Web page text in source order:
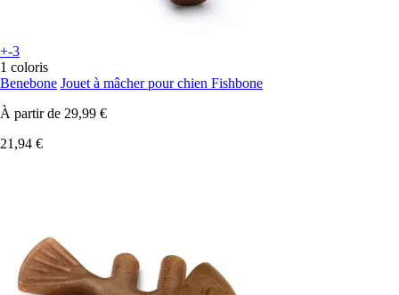
+-3
1 coloris
Benebone Jouet à mâcher pour chien Fishbone
À partir de 29,99 €
21,94 €